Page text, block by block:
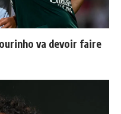
va devoir faire